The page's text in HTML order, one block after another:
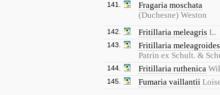
141.
Fragaria moschata
(Duchesne) Weston
142. Fritillaria meleagris L.
143.
Fritillaria meleagroides
Patrin ex Schult. &
144. Fritillaria ruthenica
145. Fumaria vaillantii